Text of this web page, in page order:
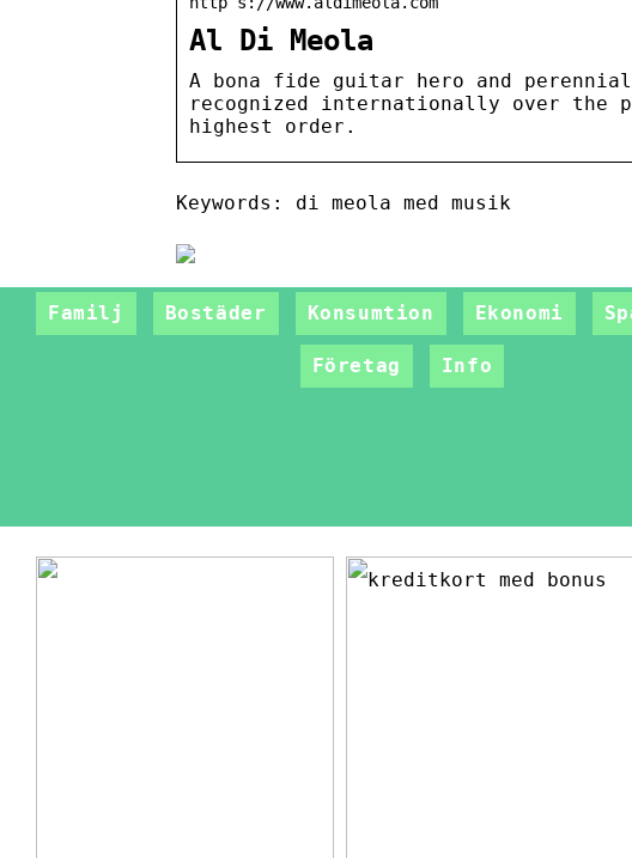
Al Di Meola
A bona fide guitar hero and
recognized internationally over the
highest order.
Keywords: di meola med musik
Familj Bostäder Konsumtion Ekonomi
Företag Info